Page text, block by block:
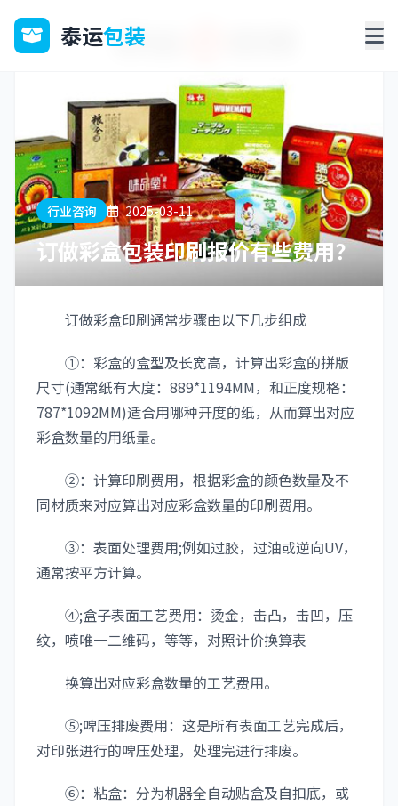
泰运包装
行业咨询 2025-03-11
订做彩盒包装印刷报价有些费用？
订做彩盒印刷通常步骤由以下几步组成
①：彩盒的盒型及长宽高，计算出彩盒的拼版
尺寸(通常纸有大度：889*1194MM，和正度规格：
787*1092MM)适合用哪种开度的纸，从而算出对应
彩盒数量的用纸量。
②：计算印刷费用，根据彩盒的颜色数量及不
同材质来对应算出对应彩盒数量的印刷费用。
③：表面处理费用;例如过胶，过油或逆向UV，
通常按平方计算。
④;盒子表面工艺费用：烫金，击凸，击凹，压
纹，喷唯一二维码，等等，对照计价换算表
换算出对应彩盒数量的工艺费用。
⑤;啤压排废费用：这是所有表面工艺完成后，
对印张进行的啤压处理，处理完进行排废。
⑥：粘盒：分为机器全自动贴盒及自扣底，或